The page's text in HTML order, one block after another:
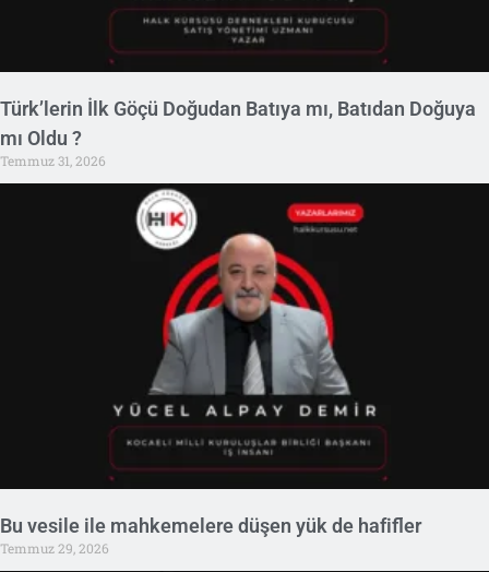
Türk’lerin İlk Göçü Doğudan Batıya mı, Batıdan Doğuya
mı Oldu ?
Temmuz 31, 2026
Bu vesile ile mahkemelere düşen yük de hafifler
Temmuz 29, 2026